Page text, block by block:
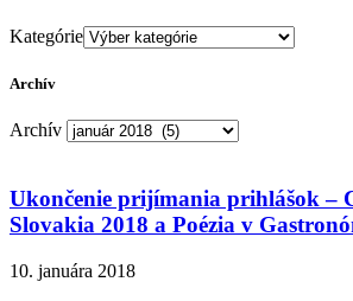
Kategórie
Archív
Archív
Ukončenie prijímania prihlášok –
Slovakia 2018 a Poézia v
10. januára 2018